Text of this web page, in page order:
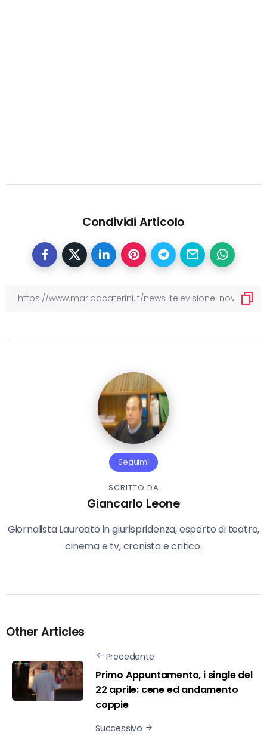
Condividi Articolo
Seguimi
SCRITTO DA
Giancarlo Leone
Giornalista Laureato in giurispridenza, esperto di teatro,
cinema e tv, cronista e critico.
Other Articles
Precedente
Primo Appuntamento, i single del
22 aprile: cene ed andamento
coppie
Successivo